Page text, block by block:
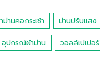
ม่านคอกระเช้า ม่านปรับแสง
อุปกรณ์ผ้าม่าน วอลล์เปเปอร์